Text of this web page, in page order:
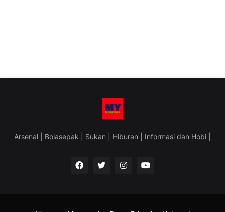
Arsenal | Bolasepak | Sukan | Hiburan | Informasi dan Hobi |